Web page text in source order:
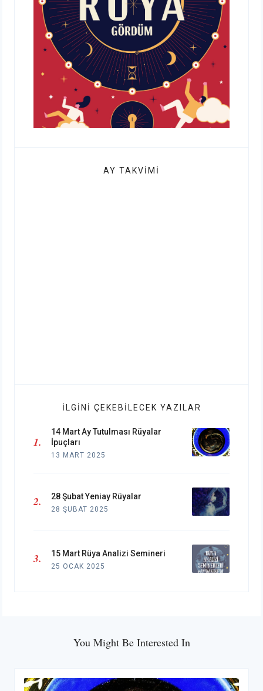
AY TAKVIMI
İLGINI ÇEKEBILECEK YAZILAR
14 Mart Ay Tutulması Rüyalar
İpuçları
13 MART 2025
28 Şubat Yeniay Rüyalar
28 ŞUBAT 2025
15 Mart Rüya Analizi Semineri
25 OCAK 2025
You Might Be Interested In